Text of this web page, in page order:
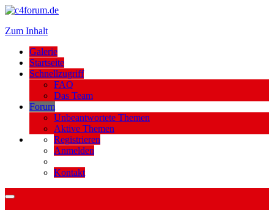
Zum Inhalt
Galerie
Startseite
Schnellzugriff
FAQ
Das Team
Forum
Unbeantwortete Themen
Aktive Themen
Registrieren
Anmelden
Kontakt